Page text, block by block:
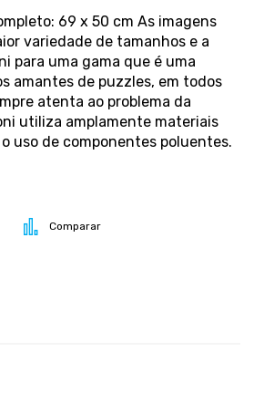
69 x 50 cm As imagens
variedade de tamanhos e a
para uma gama que é uma
amantes de puzzles, em todos
atenta ao problema da
utiliza amplamente materiais
uso de componentes poluentes.
Comparar